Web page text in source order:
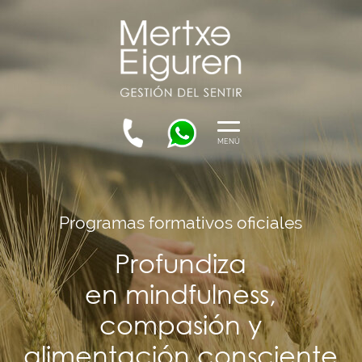
MENÚ
Programas formativos oficiales
Profundiza
en mindfulness,
compasión y